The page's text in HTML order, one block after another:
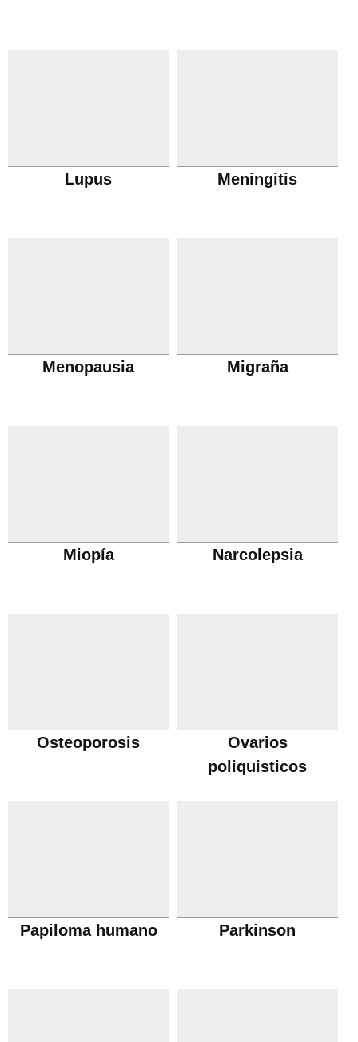
Lupus Meningitis
Menopausia Migraña
Miopía Narcolepsia
Osteoporosis
Ovarios
poliquisticos
Papiloma humano Parkinson